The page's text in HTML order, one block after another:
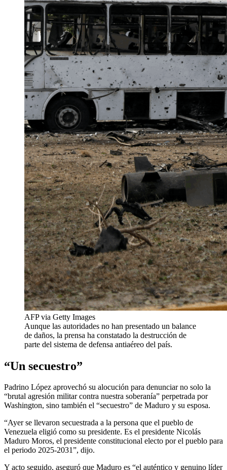
AFP via Getty Images
Aunque las autoridades no han presentado un balance
de daños, la prensa ha constatado la destrucción de
parte del sistema de defensa antiaéreo del país.
“Un secuestro”
Padrino López aprovechó su alocución para denunciar no solo la
“brutal agresión militar contra nuestra soberanía” perpetrada por
Washington, sino también el “secuestro” de Maduro y su esposa.
“Ayer se llevaron secuestrada a la persona que el pueblo de
Venezuela eligió como su presidente. Es el presidente Nicolás
Maduro Moros, el presidente constitucional electo por el pueblo para
el periodo 2025-2031”, dijo.
Y acto seguido, aseguró que Maduro es “el auténtico y genuino líder